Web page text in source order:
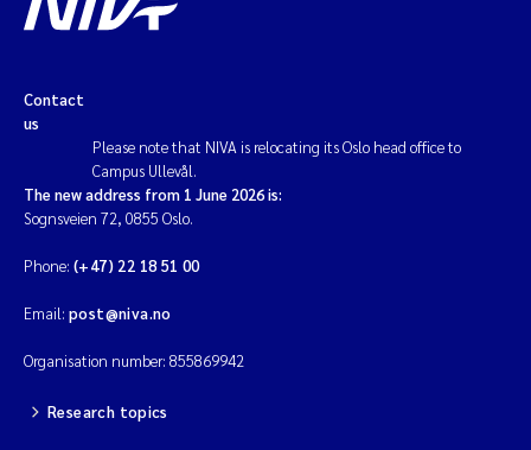
Contact
us
Please note that NIVA is relocating its Oslo head office to
Campus Ullevål.
The new address from 1 June 2026 is:
Sognsveien 72, 0855 Oslo.
Phone: (+47) 22 18 51 00
Email: post@niva.no
Organisation number: 855869942
Research topics